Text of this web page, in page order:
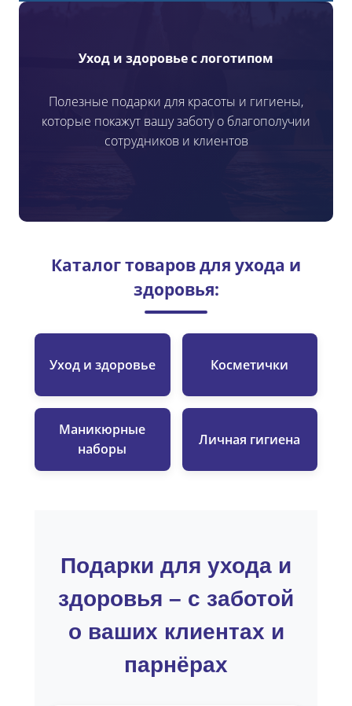
Уход и здоровье с логотипом
Полезные подарки для красоты и гигиены,
которые покажут вашу заботу о благополучии
сотрудников и клиентов
Каталог товаров для ухода и
здоровья:
Уход и здоровье Косметички
Маникюрные
наборы
Личная гигиена
Подарки для ухода и
здоровья – с заботой
о ваших клиентах и
парнёрах